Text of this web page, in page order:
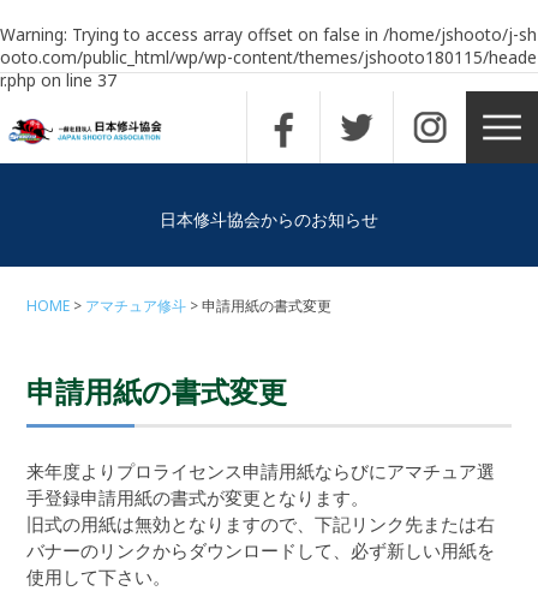
Warning: Trying to access array offset on false in /home/jshooto/j-sh
ooto.com/public_html/wp/wp-content/themes/jshooto180115/heade
r.phpon line37
日本修斗協会からのお知らせ
HOME アマチュア修斗 申請用紙の書式変更
申請用紙の書式変更
来年度よりプロライセンス申請用紙ならびにアマチュア選
手登録申請用紙の書式が変更となります。
旧式の用紙は無効となりますので、下記リンク先または右
バナーのリンクからダウンロードして、必ず新しい用紙を
使用して下さい。